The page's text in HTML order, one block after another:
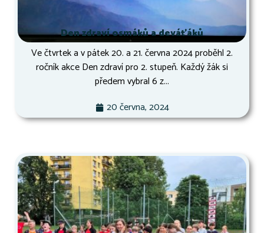
Den zdraví osmáků a deváťáků
Ve čtvrtek a v pátek 20. a 21. června 2024 proběhl 2.
ročník akce Den zdraví pro 2. stupeň. Každý žák si
předem vybral 6 z...
20 června, 2024